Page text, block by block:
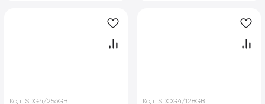
Код: SDG4/256GB Код: SDCG4/128GB